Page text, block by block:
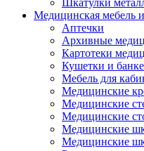
Шкатулки
Медицинская мебель
Аптечки
Архивные
Картотеки
Кушетки и
Мебель для
Медицинские
Медицинские
Медицинские
Медицинские
Медицинские